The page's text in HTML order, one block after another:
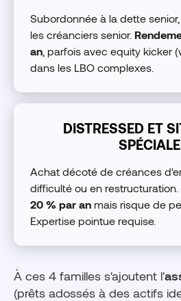
Subordonnée à la dette
les créanciers senior.
an , parfois avec equity kicker
dans les LBO complexes.
DISTRESSED ET
Achat décoté de créances
difficulté ou en restructuration.
20 % par an mais risque de
Expertise pointue requise.
À ces 4 familles s'ajoutent l'
(prêts adossés à des actifs